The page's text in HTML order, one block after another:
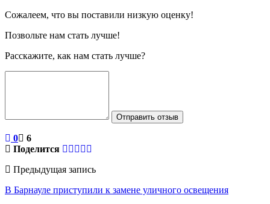
Сожалеем, что вы поставили низкую оценку!
Позвольте нам стать лучше!
Расскажите, как нам стать лучше?
Отправить отзыв
0
6
Поделится
Предыдущая запись
В Барнауле приступили к замене уличного освещения